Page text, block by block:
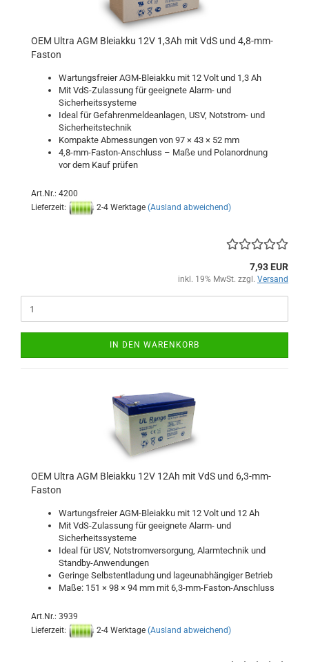
OEM Ultra AGM Bleiakku 12V 1,3Ah mit VdS und 4,8-mm-
Faston
Wartungsfreier AGM-Bleiakku mit 12 Volt und 1,3 Ah
Mit VdS-Zulassung für geeignete Alarm- und
Sicherheitssysteme
Ideal für Gefahrenmeldeanlagen, USV, Notstrom- und
Sicherheitstechnik
Kompakte Abmessungen von 97 × 43 × 52 mm
4,8-mm-Faston-Anschluss – Maße und Polanordnung
vor dem Kauf prüfen
Art.Nr.: 4200
Lieferzeit:
2-4 Werktage (Ausland abweichend)
7,93 EUR
inkl. 19% MwSt. zzgl. Versand
IN DEN WARENKORB
OEM Ultra AGM Bleiakku 12V 12Ah mit VdS und 6,3-mm-
Faston
Wartungsfreier AGM-Bleiakku mit 12 Volt und 12 Ah
Mit VdS-Zulassung für geeignete Alarm- und
Sicherheitssysteme
Ideal für USV, Notstromversorgung, Alarmtechnik und
Standby-Anwendungen
Geringe Selbstentladung und lageunabhängiger Betrieb
Maße: 151 × 98 × 94 mm mit 6,3-mm-Faston-Anschluss
Art.Nr.: 3939
Lieferzeit:
2-4 Werktage (Ausland abweichend)